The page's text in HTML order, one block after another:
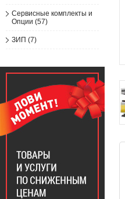
Сервисные комплекты и
Опции (57)
ЗИП (7)